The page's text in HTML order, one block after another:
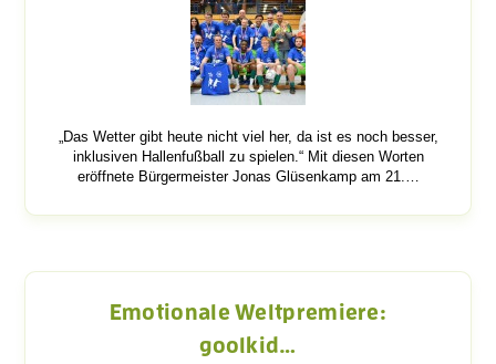
„Das Wetter gibt heute nicht viel her, da ist es noch besser,
inklusiven Hallenfußball zu spielen.“ Mit diesen Worten
eröffnete Bürgermeister Jonas Glüsenkamp am 21.…
Emotionale Weltpremiere:
goolkid…